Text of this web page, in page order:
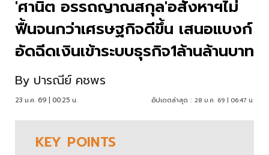
'ศานิต อรรถญาณสกุล'อสังหาฯไม่
ฟื้นจนกว่าเศรษฐกิจดีขึ้น เสนอแบงก์
อัดฉีดเงินเข้าระบบธุรกิจ1ล้านล้านบาท
By ปารณีย์ คชพร
23 ม.ค. 69 | 00:25 น. อัปเดตล่าสุด : 28 ม.ค. 69 | 06:47 น.
KEY POINTS